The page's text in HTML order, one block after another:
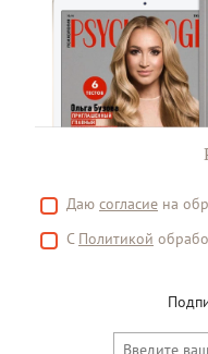
Даю согласие на
С Политикой